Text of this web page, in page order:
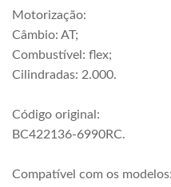
Motorização:
Câmbio: AT;
Combustível: flex;
Cilindradas: 2.000.
Código original:
BC422136-6990RC.
Compatível com os modelos: